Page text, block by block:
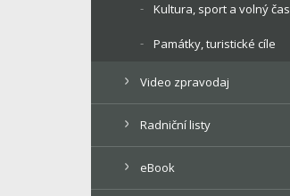
Kultura, sport a volný čas
Památky, turistické cíle
Video zpravodaj
Radniční listy
eBook